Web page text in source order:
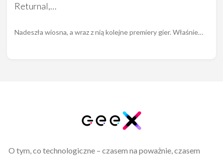
Returnal,…
Nadeszła wiosna, a wraz z nią kolejne premiery gier. Właśnie…
O tym, co technologiczne – czasem na poważnie, czasem